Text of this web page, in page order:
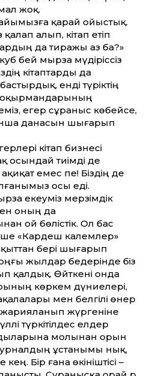
жоқ.
қарай ойыстық.
алып, кітап етіп
да тиражы аз ба?»
бей мырза мүдіріссіз
кітаптарды да
енді түріктің
оқырмандарының
егер сұраныс көбейсе,
данасын шығарып
кітап бизнесі
осындай тиімді де
емес пе! Біздің де
осы еді.
екеуміз мерзімдік
оның да
ой бөлістік. Ол бас
«Кардеш калемлер»
бері шығарып
жылдар бедерінде біз
қалдық. Өйткені онда
көркем дүниелері,
мен белгілі өнер
жарияланып жүргеніне
түркітілдес елдер
молынан орын
ұстанымы нық,
Бір ғана өкініштісі –